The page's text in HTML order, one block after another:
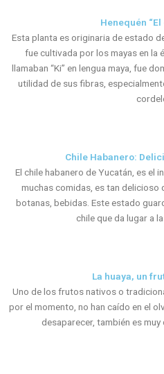
Henequén
Esta planta es originaria de estado
fue cultivada por los mayas en la
llamaban “Ki” en lengua maya, fue
utilidad de sus fibras,
Chile Habanero:
El chile habanero de Yucatán, es el
muchas comidas, es tan delicioso
botanas, bebidas. Este estado
chile que da lugar a
La huaya, un
Uno de los frutos nativos o
por el momento, no han caído en el
desaparecer, también es